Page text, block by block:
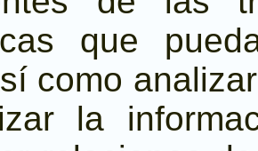
que
como
la